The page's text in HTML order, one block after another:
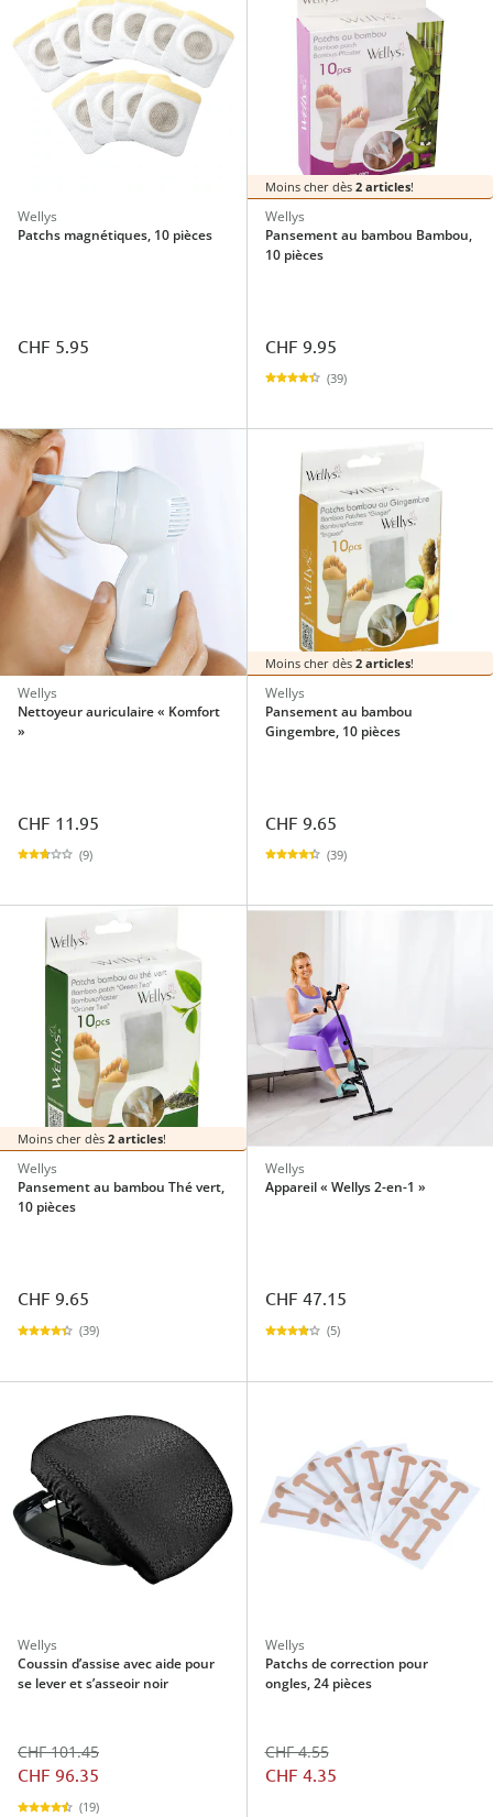
Wellys
Patchs magnétiques, 10 pièces
CHF 5.95
Moins cher dès 2 articles!
Wellys
Pansement au bambou Bambou,
10 pièces
CHF 9.95
(39)
Wellys
Nettoyeur auriculaire « Komfort
»
CHF 11.95
(9)
Moins cher dès 2 articles!
Wellys
Pansement au bambou
Gingembre, 10 pièces
CHF 9.65
(39)
Moins cher dès 2 articles!
Wellys
Pansement au bambou Thé vert,
10 pièces
CHF 9.65
(39)
Wellys
Appareil « Wellys 2-en-1 »
CHF 47.15
(5)
Wellys
Coussin d’assise avec aide pour
se lever et s’asseoir noir
CHF 101.45
CHF 96.35
(19)
Wellys
Patchs de correction pour
ongles, 24 pièces
CHF 4.55
CHF 4.35